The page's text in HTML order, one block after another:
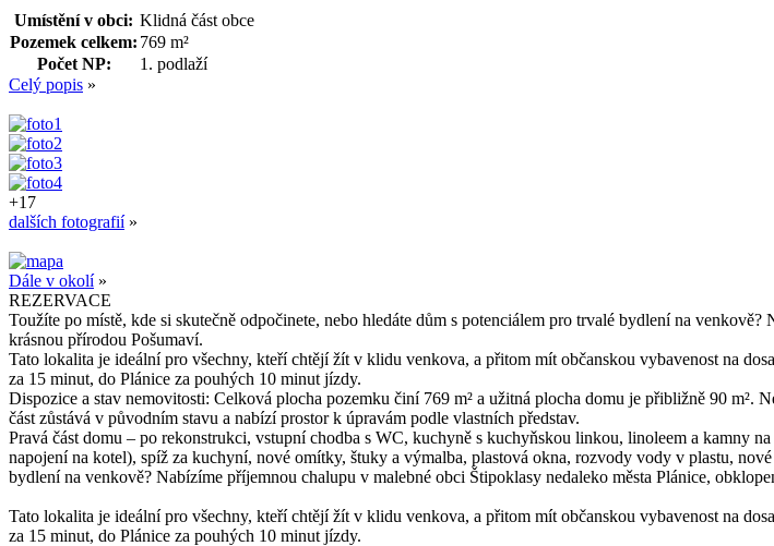
Umístění v obci: Klidná část obce
Pozemek celkem: 769 m²
Počet NP:
1. podlaží
Celý popis »
+17
dalších fotografií»
Dále v okolí»
REZERVACE
Toužíte po místě, kde si skutečně odpočinete, nebo hledáte dům s potenciálem pro trvalé bydlení na
krásnou přírodou Pošumaví.
Tato lokalita je ideální pro všechny, kteří chtějí žít v klidu venkova, a přitom mít občanskou vybavenost na
za 15 minut, do Plánice za pouhých 10 minut jízdy.
Dispozice a stav nemovitosti: Celková plocha pozemku činí 769 m² a užitná plocha domu je přibližně 90 m².
část zůstává v původním stavu a nabízí prostor k úpravám podle vlastních představ.
Pravá část domu – po rekonstrukci, vstupní chodba s WC, kuchyně s kuchyňskou linkou, linoleem a kamny
napojení na kotel), spíž za kuchyní, nové omítky, štuky a výmalba, plastová okna, rozvody vody v plastu,
bydlení na venkově? Nabízíme příjemnou chalupu v malebné obci Štipoklasy nedaleko města Plánice,
Tato lokalita je ideální pro všechny, kteří chtějí žít v klidu venkova, a přitom mít občanskou vybavenost na
za 15 minut, do Plánice za pouhých 10 minut jízdy.